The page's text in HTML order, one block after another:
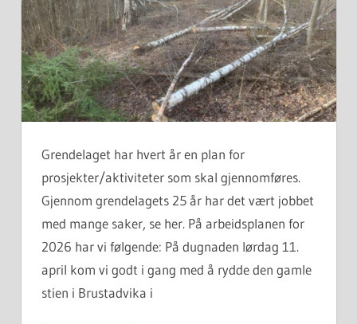
Grendelaget har hvert år en plan for
prosjekter/aktiviteter som skal gjennomføres.
Gjennom grendelagets 25 år har det vært jobbet
med mange saker, se her. På arbeidsplanen for
2026 har vi følgende: På dugnaden lørdag 11.
april kom vi godt i gang med å rydde den gamle
stien i Brustadvika i